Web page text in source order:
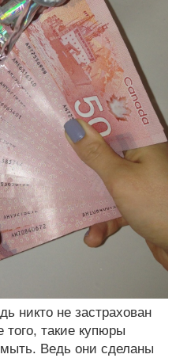
никто не застрахован
того, такие купюры
Ведь они сделаны